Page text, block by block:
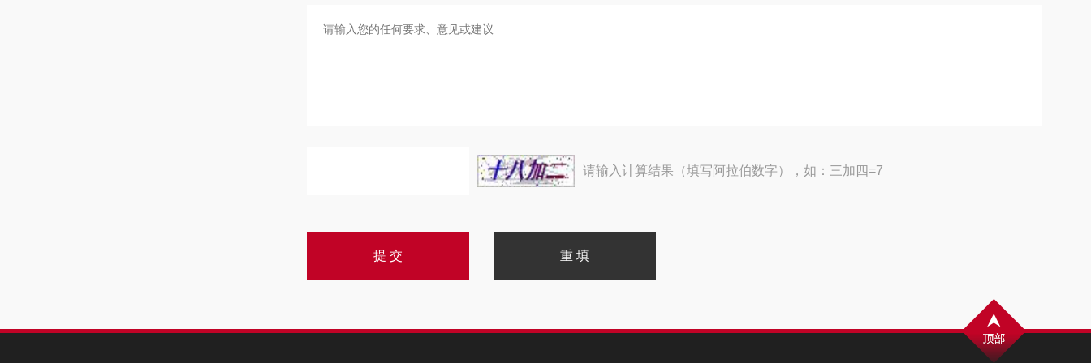
请输入计算结果（填写阿拉伯数字），如：三加四=7